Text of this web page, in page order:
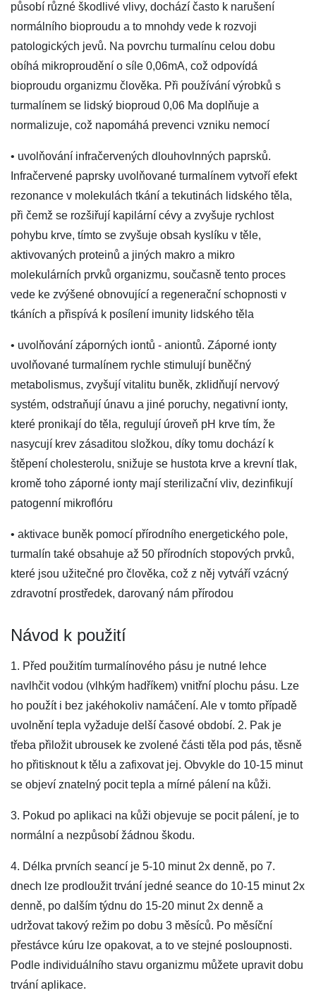
působí různé škodlivé vlivy, dochází často k narušení
normálního bioproudu a to mnohdy vede k rozvoji
patologických jevů. Na povrchu turmalínu celou dobu
obíhá mikroproudění o síle 0,06mA, což odpovídá
bioproudu organizmu člověka. Při používání výrobků s
turmalínem se lidský bioproud 0,06 Ma doplňuje a
normalizuje, což napomáhá prevenci vzniku nemocí
• uvolňování infračervených dlouhovlnných paprsků.
Infračervené paprsky uvolňované turmalínem vytvoří efekt
rezonance v molekulách tkání a tekutinách lidského těla,
při čemž se rozšiřují kapilární cévy a zvyšuje rychlost
pohybu krve, tímto se zvyšuje obsah kyslíku v těle,
aktivovaných proteinů a jiných makro a mikro
molekulárních prvků organizmu, současně tento proces
vede ke zvýšené obnovující a regenerační schopnosti v
tkáních a přispívá k posílení imunity lidského těla
• uvolňování záporných iontů - aniontů. Záporné ionty
uvolňované turmalínem rychle stimulují buněčný
metabolismus, zvyšují vitalitu buněk, zklidňují nervový
systém, odstraňují únavu a jiné poruchy, negativní ionty,
které pronikají do těla, regulují úroveň pH krve tím, že
nasycují krev zásaditou složkou, díky tomu dochází k
štěpení cholesterolu, snižuje se hustota krve a krevní tlak,
kromě toho záporné ionty mají sterilizační vliv, dezinfikují
patogenní mikroflóru
• aktivace buněk pomocí přírodního energetického pole,
turmalín také obsahuje až 50 přírodních stopových prvků,
které jsou užitečné pro člověka, což z něj vytváří vzácný
zdravotní prostředek, darovaný nám přírodou
Návod k použití
1. Před použitím turmalínového pásu je nutné lehce
navlhčit vodou (vlhkým hadříkem) vnitřní plochu pásu. Lze
ho použít i bez jakéhokoliv namáčení. Ale v tomto případě
uvolnění tepla vyžaduje delší časové období. 2. Pak je
třeba přiložit ubrousek ke zvolené části těla pod pás, těsně
ho přitisknout k tělu a zafixovat jej. Obvykle do 10-15 minut
se objeví znatelný pocit tepla a mírné pálení na kůži.
3. Pokud po aplikaci na kůži objevuje se pocit pálení, je to
normální a nezpůsobí žádnou škodu.
4. Délka prvních seancí je 5-10 minut 2x denně, po 7.
dnech lze prodloužit trvání jedné seance do 10-15 minut 2x
denně, po dalším týdnu do 15-20 minut 2x denně a
udržovat takový režim po dobu 3 měsíců. Po měsíční
přestávce kúru lze opakovat, a to ve stejné posloupnosti.
Podle individuálního stavu organizmu můžete upravit dobu
trvání aplikace.